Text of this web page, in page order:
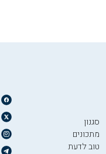
סגנון
מתכונים
טוב לדעת